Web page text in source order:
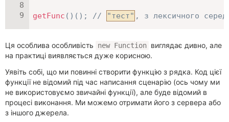
getFunc ( ) ( ) ; // "тест" , з лексичного
Ця особлива особливість new Function виглядає дивно, але
на практиці виявляється дуже корисною.
Уявіть собі, що ми повинні створити функцію з рядка. Код цієї
функції не відомий під час написання сценарію (ось чому ми
не використовуємо звичайні функції), але буде відомий в
процесі виконання. Ми можемо отримати його з сервера або
з іншого джерела.